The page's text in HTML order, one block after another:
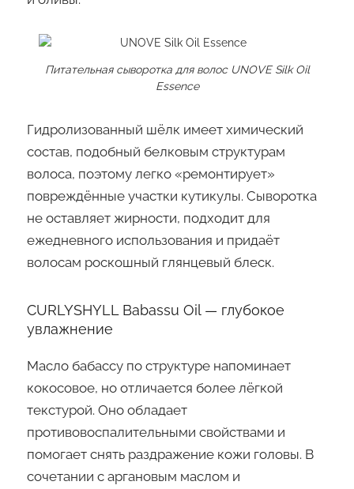
Питательная сыворотка для волос UNOVE Silk Oil
Essence
Гидролизованный шёлк имеет химический
состав, подобный белковым структурам
волоса, поэтому легко «ремонтирует»
повреждённые участки кутикулы. Сыворотка
не оставляет жирности, подходит для
ежедневного использования и придаёт
волосам роскошный глянцевый блеск.
CURLYSHYLL Babassu Oil — глубокое
увлажнение
Масло бабассу по структуре напоминает
кокосовое, но отличается более лёгкой
текстурой. Оно обладает
противовоспалительными свойствами и
помогает снять раздражение кожи головы. В
сочетании с аргановым маслом и